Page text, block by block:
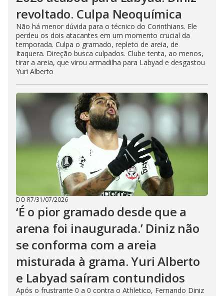
revoltado. Culpa Neoquímica
Não há menor dúvida para o técnico do Corinthians. Ele
perdeu os dois atacantes em um momento crucial da
temporada. Culpa o gramado, repleto de areia, de
Itaquera. Direção busca culpados. Clube tenta, ao menos,
tirar a areia, que virou armadilha para Labyad e desgastou
Yuri Alberto
DO R7/31/07/2026
‘É o pior gramado desde que a
arena foi inaugurada.’ Diniz não
se conforma com a areia
misturada à grama. Yuri Alberto
e Labyad saíram contundidos
Após o frustrante 0 a 0 contra o Athletico, Fernando Diniz